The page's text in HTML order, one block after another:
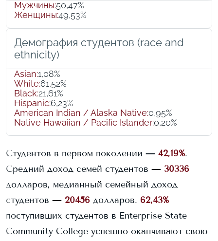
Мужчины:50,47%
Женщины:49,53%
Демография студентов (race and
ethnicity)
Asian:1,08%
White:61,52%
Black:21,61%
Hispanic:6,23%
American Indian / Alaska Native:0,95%
Native Hawaiian / Pacific Islander:0,20%
Студентов в первом поколении — 42,19%.
Средний доход семей студентов — 30336
долларов, медианный семейный доход
студентов — 20456 долларов. 62,43%
поступивших студентов в Enterprise State
Community College успешно оканчивают свою